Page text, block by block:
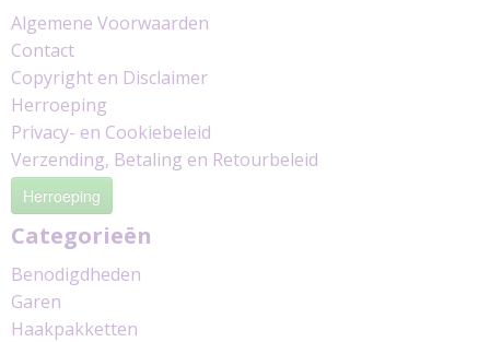
Algemene Voorwaarden
Contact
Copyright en Disclaimer
Herroeping
Privacy- en Cookiebeleid
Verzending, Betaling en Retourbeleid
Herroeping
Categorieën
Benodigdheden
Garen
Haakpakketten